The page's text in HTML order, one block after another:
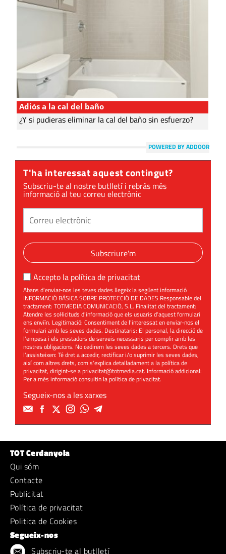
Adiós a la cal del baño
¿Y si pudieras eliminar la cal del baño sin esfuerzo?
POWERED BY ADDOOR
T'ha interessat aquest contingut?
Subscriu-te al nostre butlletí i rebràs més
informació al teu correu electrònic
Subscriure'm
Accepto la política de privacitat
Abans d'enviar-nos les teves dades llegeix la següent informació
INFORMACIÓ BÀSICA SOBRE PROTECCIÓ DE DADES Responsable del
tractament: TOTMEDIA COMUNICACIÓ, S.L. Finalitat del tractament:
Atendre les sol·licituds d'informació que els usuaris d'aquest formulari
ens enviïn. Legitimació: Consentiment de l'interessat en enviar-nos el
formulari amb les seves dades. Destinataris: El personal, la direcció de
l'empesa i els prestadors de serveis necessaris per complir amb les
nostres obligacions. No cedirem les seves dades a tercers. Drets que
l'assisteixen: Té dret a accedir, rectificar i/o suprimir les seves dades,
així com altres drets, com s'explica detalladament a la política de
privacitat, dirigint-se aprivacitat@totmedia.cat. Informació addicional:
Per a més informació consultin lapolítica de privacitat.
Segueix-nos a les xarxes
TOT Cerdanyola
Qui sóm
Contacte
Publicitat
Política de privacitat
Politica de Cookies
Segueix-nos
Subscriu-te al butlletí